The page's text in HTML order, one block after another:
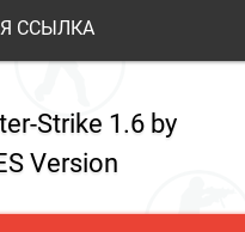
ССЫЛКА
Strike 1.6 by
Version